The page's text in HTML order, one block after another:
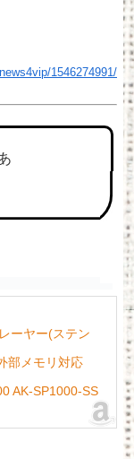
1546274991/
ーヤー(ステン
部メモリ対応
AK-SP1000-SS